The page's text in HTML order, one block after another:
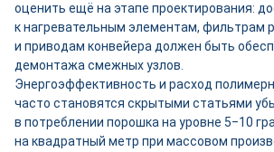
оценить ещё на этапе проектирования:
к нагревательным элементам, фильтрам
и приводам конвейера должен быть
демонтажа смежных узлов.
Энергоэффективность и расход
часто становятся скрытыми статьями
в потреблении порошка на уровне 5‒10
на квадратный метр при массовом